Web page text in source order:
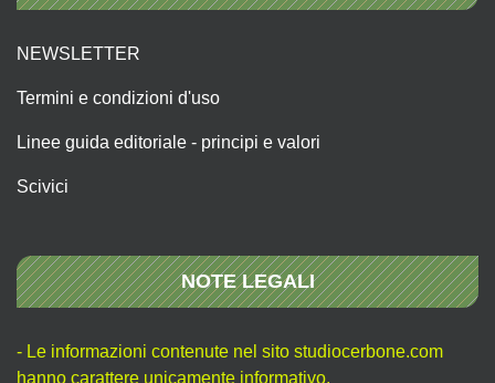
NEWSLETTER
Termini e condizioni d'uso
Linee guida editoriale - principi e valori
Scivici
NOTE LEGALI
- Le informazioni contenute nel sito studiocerbone.com
hanno carattere unicamente informativo.